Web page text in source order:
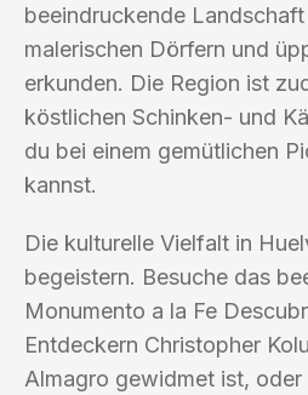
beeindruckende Landschaft
malerischen Dörfern und
erkunden. Die Region ist
köstlichen Schinken- und
du bei einem gemütlichen
kannst.
Die kulturelle Vielfalt in
begeistern. Besuche das
Monumento a la Fe
Entdeckern Christopher
Almagro gewidmet ist, oder